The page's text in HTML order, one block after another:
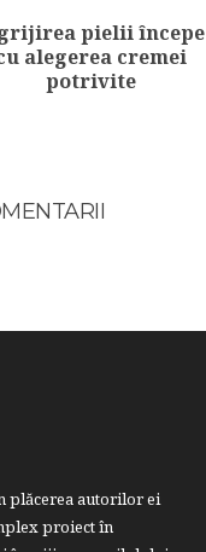
pielii începe
alegerea cremei
potrivite
plăcerea autorilor ei
proiect în